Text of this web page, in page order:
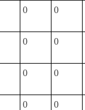
0 0
0 0
0 0
0 0